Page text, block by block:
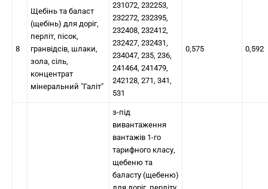
8
Щебінь та баласт
(щебінь) для доріг,
перліт, пісок,
гранвідсів, шлаки,
зола, сіль,
концентрат
мінеральний "Галіт"
231072, 232253,
232272, 232395,
232408, 232412,
232427, 232431,
234047, 235, 236,
241464, 241479,
242128, 271, 341,
531
0,575 0,592
з-під
вивантаження
вантажів 1-го
тарифного класу,
щебеню та
баласту (щебеню)